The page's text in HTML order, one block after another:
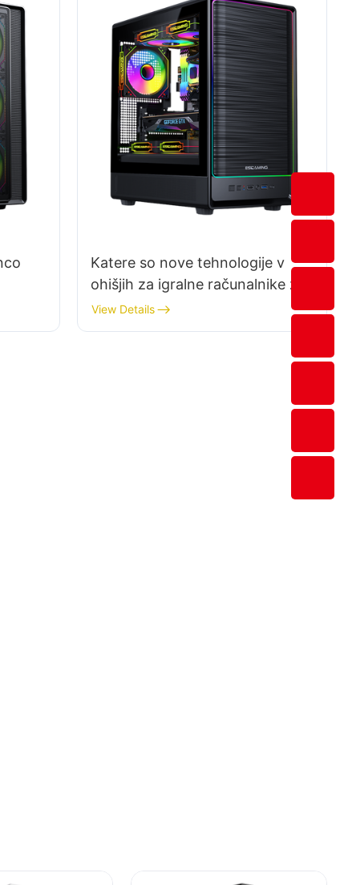
Katere so nove tehnologije v
ohišjih za igralne računalnike za
leto 2025?
View Details